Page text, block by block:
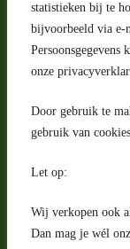
statistieken bij te
bijvoorbeeld via e-
Persoonsgegevens
onze
Door gebruik te
gebruik van
Let op:
Wij verkopen ook
Dan mag je wél
Adres
Riga 4 E
2993 LW
Nederland
Contact
Facebook
Herroepingsrecht